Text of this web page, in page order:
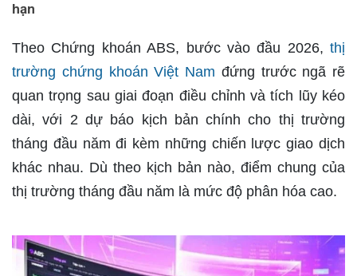
hạn
Theo Chứng khoán ABS, bước vào đầu 2026, thị
trường chứng khoán Việt Nam đứng trước ngã rẽ
quan trọng sau giai đoạn điều chỉnh và tích lũy kéo
dài, với 2 dự báo kịch bản chính cho thị trường
tháng đầu năm đi kèm những chiến lược giao dịch
khác nhau. Dù theo kịch bản nào, điểm chung của
thị trường tháng đầu năm là mức độ phân hóa cao.